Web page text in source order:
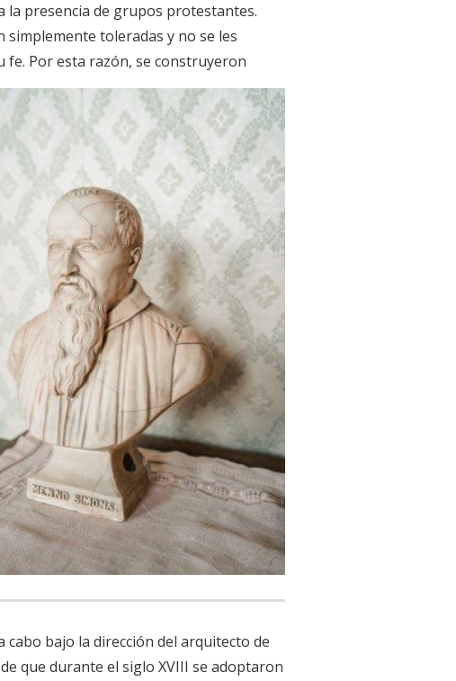
la presencia de grupos protestantes.
toleradas y no se les
Por esta razón, se construyeron
cabo bajo la dirección del arquitecto de
que durante el siglo XVIII se adoptaron